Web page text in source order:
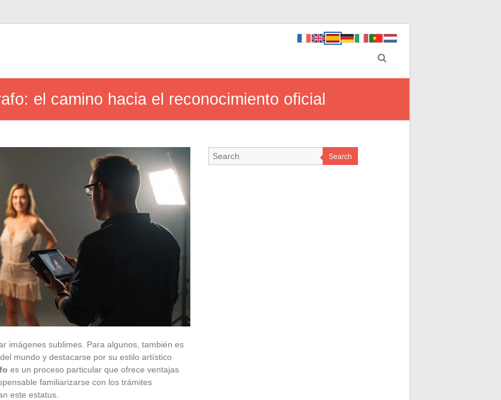
el camino hacia el reconocimiento oficial
imágenes sublimes. Para algunos, también es
mundo y destacarse por su estilo artístico
es un proceso particular que ofrece ventajas
familiarizarse con los trámites
este estatus.
Search